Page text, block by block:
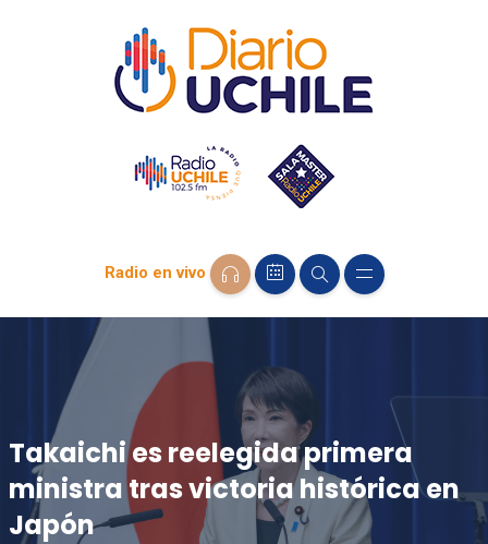
Radio en vivo
Takaichi es reelegida primera
ministra tras victoria histórica en
Japón